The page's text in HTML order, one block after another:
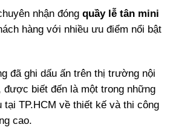
nhận đóng quầy lễ tân mini
hàng với nhiều ưu điểm nổi bật
đã ghi dấu ấn trên thị trường nội
được biết đến là một trong những
tại TP.HCM về thiết kế và thi công
cao.